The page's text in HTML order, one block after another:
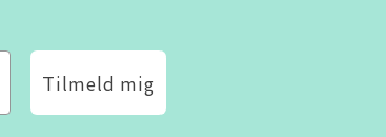
Tilmeld mig